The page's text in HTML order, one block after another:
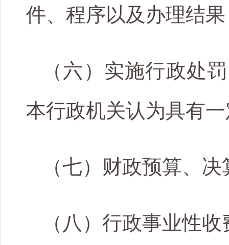
件、程序以及办理结
（六）实施行政处
本行政机关认为具有
（七）财政预算、
（八）行政事业性